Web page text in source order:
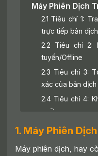
Máy Phiên Dịch
2.1 Tiêu chí 1:
trực tiếp bản dịch
2.2 Tiêu chí 2:
tuyến/Offline
2.3 Tiêu chí 3:
xác của bản dịch
2.4 Tiêu chí 4:
ngữ
3. Top 11+ Máy
3.1 Máy Phiên
OFFLINE Tiếng
1. Máy Phiên
Máy phiên dịch, hay